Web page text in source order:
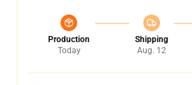
Production
Today
Shipping
Aug. 12